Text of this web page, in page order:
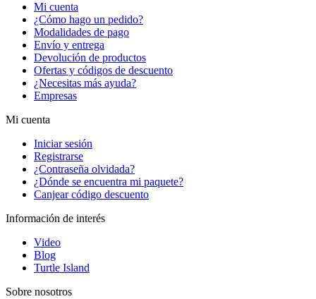
Mi cuenta
¿Cómo hago un pedido?
Modalidades de pago
Envío y entrega
Devolución de productos
Ofertas y códigos de descuento
¿Necesitas más ayuda?
Empresas
Mi cuenta
Iniciar sesión
Registrarse
¿Contraseña olvidada?
¿Dónde se encuentra mi paquete?
Canjear código descuento
Información de interés
Video
Blog
Turtle Island
Sobre nosotros